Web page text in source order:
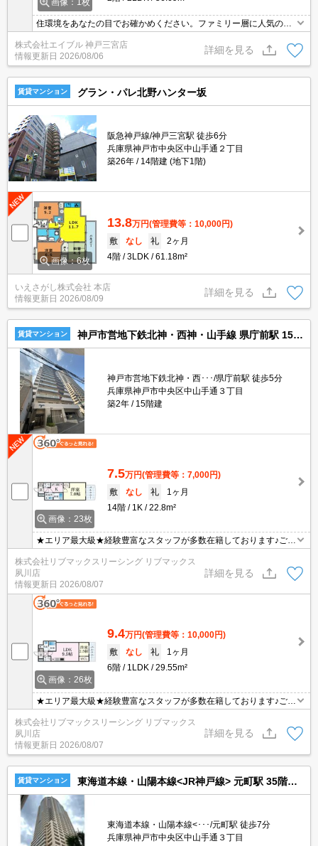
画像：1枚
住環境をあなたの目でお確かめください。ファミリー層に人気の落
ち着いたエリアです。新婚様からファミリーまで。設備が充実して
いますよね。駅まで徒歩10分圏内!。オートロックも完備で安心です
ね。
株式会社エイブル 神戸三宮店
情報更新日 2026/08/06
詳細を見る
賃貸マンション グラン・パレ北野ハンター坂
阪急神戸線/神戸三宮駅 徒歩6分
兵庫県神戸市中央区中山手通２丁目
築26年
14階建 (地下1階)
画像：6枚
13.8万円(管理費等：10,000円)
敷
なし 礼
2ヶ月
4階
3LDK 61.18m²
いえさがし株式会社 本店
情報更新日 2026/08/09
詳細を見る
賃貸マンション 神戸市営地下鉄北神・西神・山手線 県庁前駅 15階建 築2年
神戸市営地下鉄北神・西･･･/県庁前駅 徒歩5分
兵庫県神戸市中央区中山手通３丁目
築2年
15階建
画像：23枚
7.5万円(管理費等：7,000円)
敷
なし 礼
1ヶ月
14階
1K 22.8m²
★エリア最大級★経験豊富なスタッフが多数在籍しております♪ご要
能！オンライン内覧・オンライン契約等弊社に一度も来店せずとも
問題ありません♪弊社ではネットに掲載されている物件も全てご紹介
可能になりますので気になる物件は全て申し付けください★
株式会社リブマックスリーシング リブマックス
夙川店
情報更新日 2026/08/07
詳細を見る
画像：26枚
9.4万円(管理費等：10,000円)
敷
なし 礼
1ヶ月
6階
1LDK 29.55m²
★エリア最大級★経験豊富なスタッフが多数在籍しております♪ご要
望がありましたらお申し付けください！初期費用クレジット支払可
能！オンライン内覧・オンライン契約等弊社に一度も来店せずとも
問題ありません♪弊社ではネットに掲載されている物件も全てご紹介
可能になりますので気になる物件は全て申し付けください★
株式会社リブマックスリーシング リブマックス
夙川店
情報更新日 2026/08/07
詳細を見る
賃貸マンション 東海道本線・山陽本線<JR神戸線> 元町駅 35階建 築17年
東海道本線・山陽本線<･･･/元町駅 徒歩7分
兵庫県神戸市中央区中山手通３丁目